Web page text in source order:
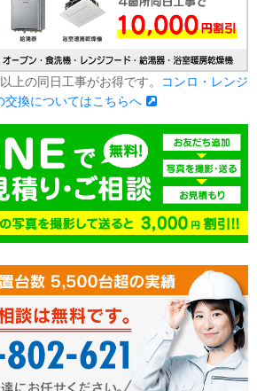
上の同日工事がお得です。
コンロ・レンジ
交換についてはこちらへ